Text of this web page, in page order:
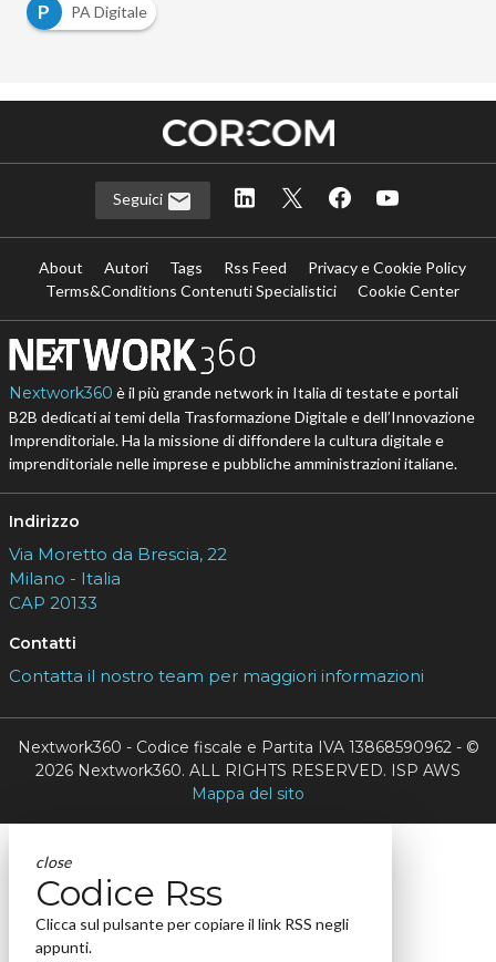
P
PA Digitale
Seguici
About Autori Tags Rss Feed
Privacy e Cookie Policy
Terms&Conditions Contenuti Specialistici
Cookie Center
Nextwork360 è il più grande network in Italia di testate e portali
B2B dedicati ai temi della Trasformazione Digitale e dell’Innovazione
Imprenditoriale. Ha la missione di diffondere la cultura digitale e
imprenditoriale nelle imprese e pubbliche amministrazioni italiane.
Indirizzo
Via Moretto da Brescia, 22
Milano - Italia
CAP 20133
Contatti
Contatta il nostro team per maggiori informazioni
Nextwork360 - Codice fiscale e Partita IVA 13868590962 - ©
2026 Nextwork360. ALL RIGHTS RESERVED. ISP AWS
Mappa del sito
close
Codice Rss
Clicca sul pulsante per copiare il link RSS negli
appunti.